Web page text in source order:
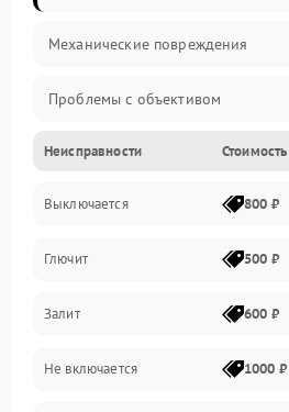
Механические повреждения
Проблемы с объективом
Электронные ошибки
Механические проблемы
Матрица и оптика
Питание и питание цепей
Проблемы с картами памяти
Неисправности Стоимость
Выключается 800 ₽
Глючит 500 ₽
Залит 600 ₽
Не включается 1000 ₽